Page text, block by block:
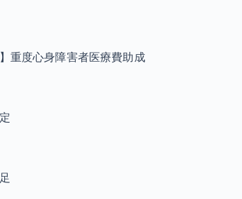
】重度心身障害者医療費助成